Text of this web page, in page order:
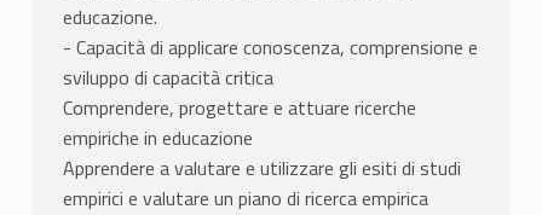
educazione.
- Capacità di applicare conoscenza, comprensione e
sviluppo di capacità critica
Comprendere, progettare e attuare ricerche
empiriche in educazione
Apprendere a valutare e utilizzare gli esiti di studi
empirici e valutare un piano di ricerca empirica